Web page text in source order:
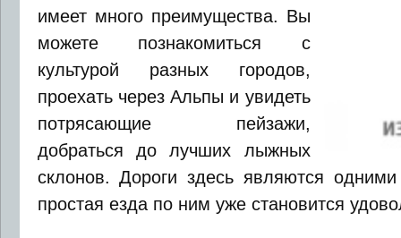
имеет много преимущества. Вы
можете познакомиться с
культурой разных городов,
проехать через Альпы и увидеть
потрясающие пейзажи,
добраться до лучших лыжных
склонов. Дороги здесь являются
простая езда по ним уже становится